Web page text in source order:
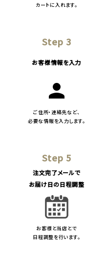
カートに入れます。
Step 3
お客様情報を入力
person
ご住所・連絡先など、
必要な情報を入力します。
Step 5
注文完了メールで
お届け日の日程調整
お客様と当店とで
日程調整を行います。